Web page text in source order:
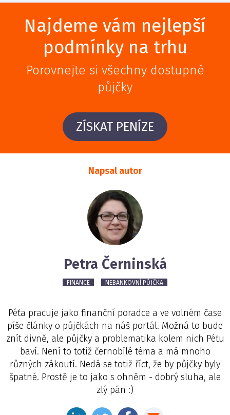
Najdeme vám nejlepší
podmínky na trhu
Porovnejte si všechny dostupné
půjčky
ZÍSKAT PENÍZE
Napsal autor
Petra Černinská
FINANCE NEBANKOVNÍ PŮJČKA
Péťa pracuje jako finanční poradce a ve volném čase
píše články o půjčkách na náš portál. Možná to bude
znít divně, ale půjčky a problematika kolem nich Péťu
baví. Není to totiž černobílé téma a má mnoho
různých zákoutí. Nedá se totiž říct, že by půjčky byly
špatné. Prostě je to jako s ohněm - dobrý sluha, ale
zlý pán :)